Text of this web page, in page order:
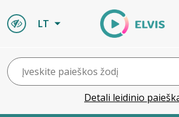
LT
Detali leidinio